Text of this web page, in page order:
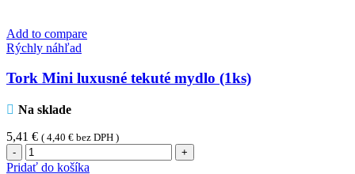
Add to compare
Rýchly náhľad
Tork Mini luxusné tekuté mydlo (1ks)
Na sklade
5,41 € ( 4,40 € bez DPH )
množstvo
Tork
Pridať do košíka